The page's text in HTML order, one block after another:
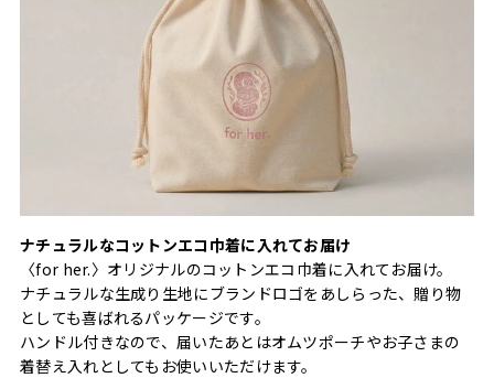
ナチュラルなコットンエコ巾着に入れてお届け
〈for her.〉オリジナルのコットンエコ巾着に入れてお届け。
ナチュラルな生成り生地にブランドロゴをあしらった、贈り物
としても喜ばれるパッケージです。
ハンドル付きなので、届いたあとはオムツポーチやお子さまの
着替え入れとしてもお使いいただけます。